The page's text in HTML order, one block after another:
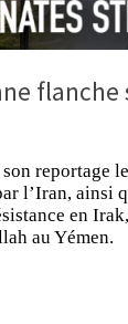
reportage
l’Iran, ainsi
en
au Yémen.